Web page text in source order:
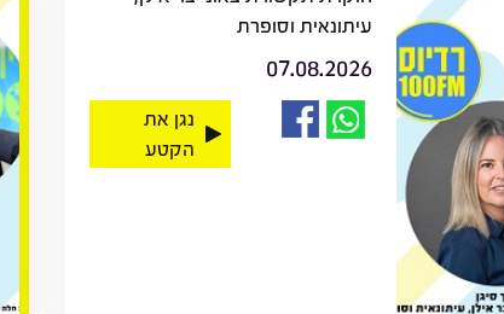
עיתונאית וסופרת
07.08.2026
נגן את
הקטע